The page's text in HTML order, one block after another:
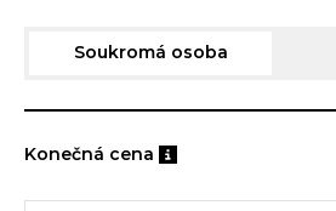
Soukromá osoba
Konečná cena